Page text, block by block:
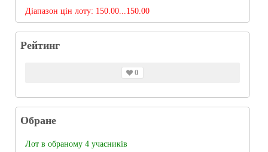
Діапазон цін лоту: 150.00...150.00
Рейтинг
0
Обране
Лот в обраному 4 учасників